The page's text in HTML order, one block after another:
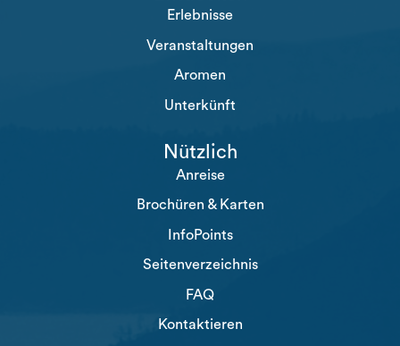
Erlebnisse
Veranstaltungen
Aromen
Unterkünft
Nützlich
Anreise
Brochüren & Karten
InfoPoints
Seitenverzeichnis
FAQ
Kontaktieren